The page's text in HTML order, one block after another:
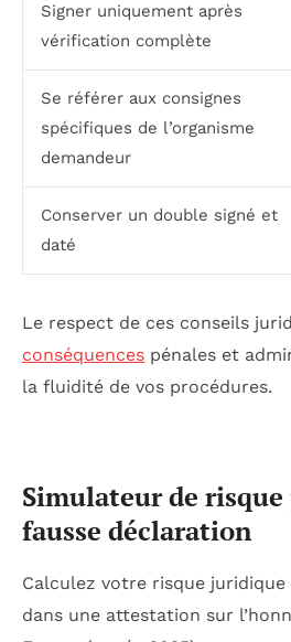
Signer uniquement après
vérification complète
Se référer aux consignes
spécifiques de l’organisme
demandeur
Conserver un double signé et
daté
Le respect de ces conseils
conséquences pénales et
la fluidité de vos procédures.
Simulateur de
fausse déclaration
Calculez votre risque
dans une attestation sur